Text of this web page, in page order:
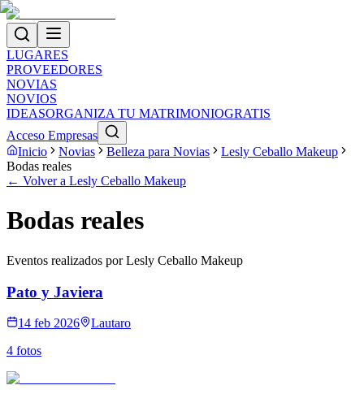
LUGARES
PROVEEDORES
NOVIAS
NOVIOS
IDEASORGANIZA TU MATRIMONIOGRATIS
Acceso Empresas
Inicio
Novias Belleza para Novias
Lesly Ceballo Makeup
Bodas reales
← Volver a Lesly Ceballo Makeup
Bodas reales
Eventos realizados porLesly Ceballo Makeup
Pato y Javiera
14 feb 2026
Lautaro
4 fotos